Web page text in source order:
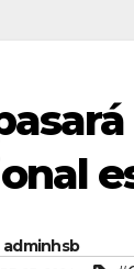
adminhsb